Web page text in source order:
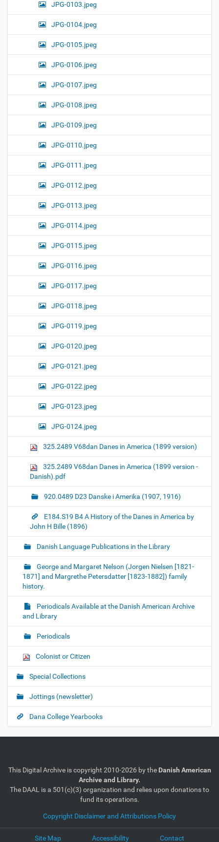
JPG-0103.jpeg
JPG-0104.jpeg
JPG-0105.jpeg
JPG-0106.jpeg
JPG-0107.jpeg
JPG-0108.jpeg
JPG-0109.jpeg
JPG-0110.jpeg
JPG-0111.jpeg
JPG-0112.jpeg
JPG-0113.jpeg
JPG-0114.jpeg
JPG-0115.jpeg
JPG-0116.jpeg
JPG-0117.jpeg
JPG-0118.jpeg
JPG-0119.jpeg
JPG-0120.jpeg
JPG-0121.jpeg
JPG-0122.jpeg
JPG-0123.jpeg
JPG-0124.jpeg
325.2489 V68dan Danes in America (1899 version)
325.2489 V68dan Danes in America (1899 version -
Danish).pdf
920.0489 D23 Danske i Amerika (1907, 1916)
E184.S19 B4 A History of the Danes in America by
John H Bille (1896)
Danish Language Publications in the Library
George and Margaret Nelson (Jorgen Nielsen [1821-
1871] and Margrethe Petersdatter [1823-1882]) family
history.
Periodicals Available at the Danish American Archive
and Library
Periodicals
Colonist or Citizen
Special Collections
Jottings (newsletter)
Dana College Yearbooks
This Digital Archive is copyright 2010-2026 by the Danish American
Archive and Library.
The DAAL is a 501(c)(3) organization and relies upon donations to
fund its operations.
Copyright Disclaimer and Attributions Policy
Site Map Accessibility Contact